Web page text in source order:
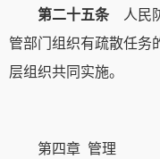
第二十五条
人民
管部门组织有疏散任务
层组织共同实施。
第四章 管理